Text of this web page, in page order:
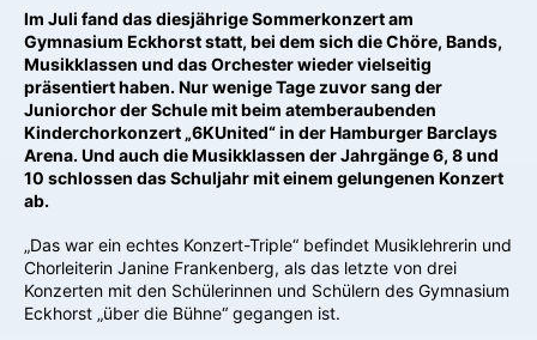
Im Juli fand das diesjährige Sommerkonzert am
Gymnasium Eckhorst statt, bei dem sich die Chöre, Bands,
Musikklassen und das Orchester wieder vielseitig
präsentiert haben. Nur wenige Tage zuvor sang der
Juniorchor der Schule mit beim atemberaubenden
Kinderchorkonzert „6KUnited“ in der Hamburger Barclays
Arena. Und auch die Musikklassen der Jahrgänge 6, 8 und
10 schlossen das Schuljahr mit einem gelungenen Konzert
ab.
„Das war ein echtes Konzert-Triple“ befindet Musiklehrerin und
Chorleiterin Janine Frankenberg, als das letzte von drei
Konzerten mit den Schülerinnen und Schülern des Gymnasium
Eckhorst „über die Bühne“ gegangen ist.